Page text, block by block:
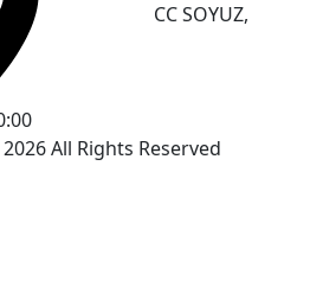
CC SOYUZ,
All Rights Reserved